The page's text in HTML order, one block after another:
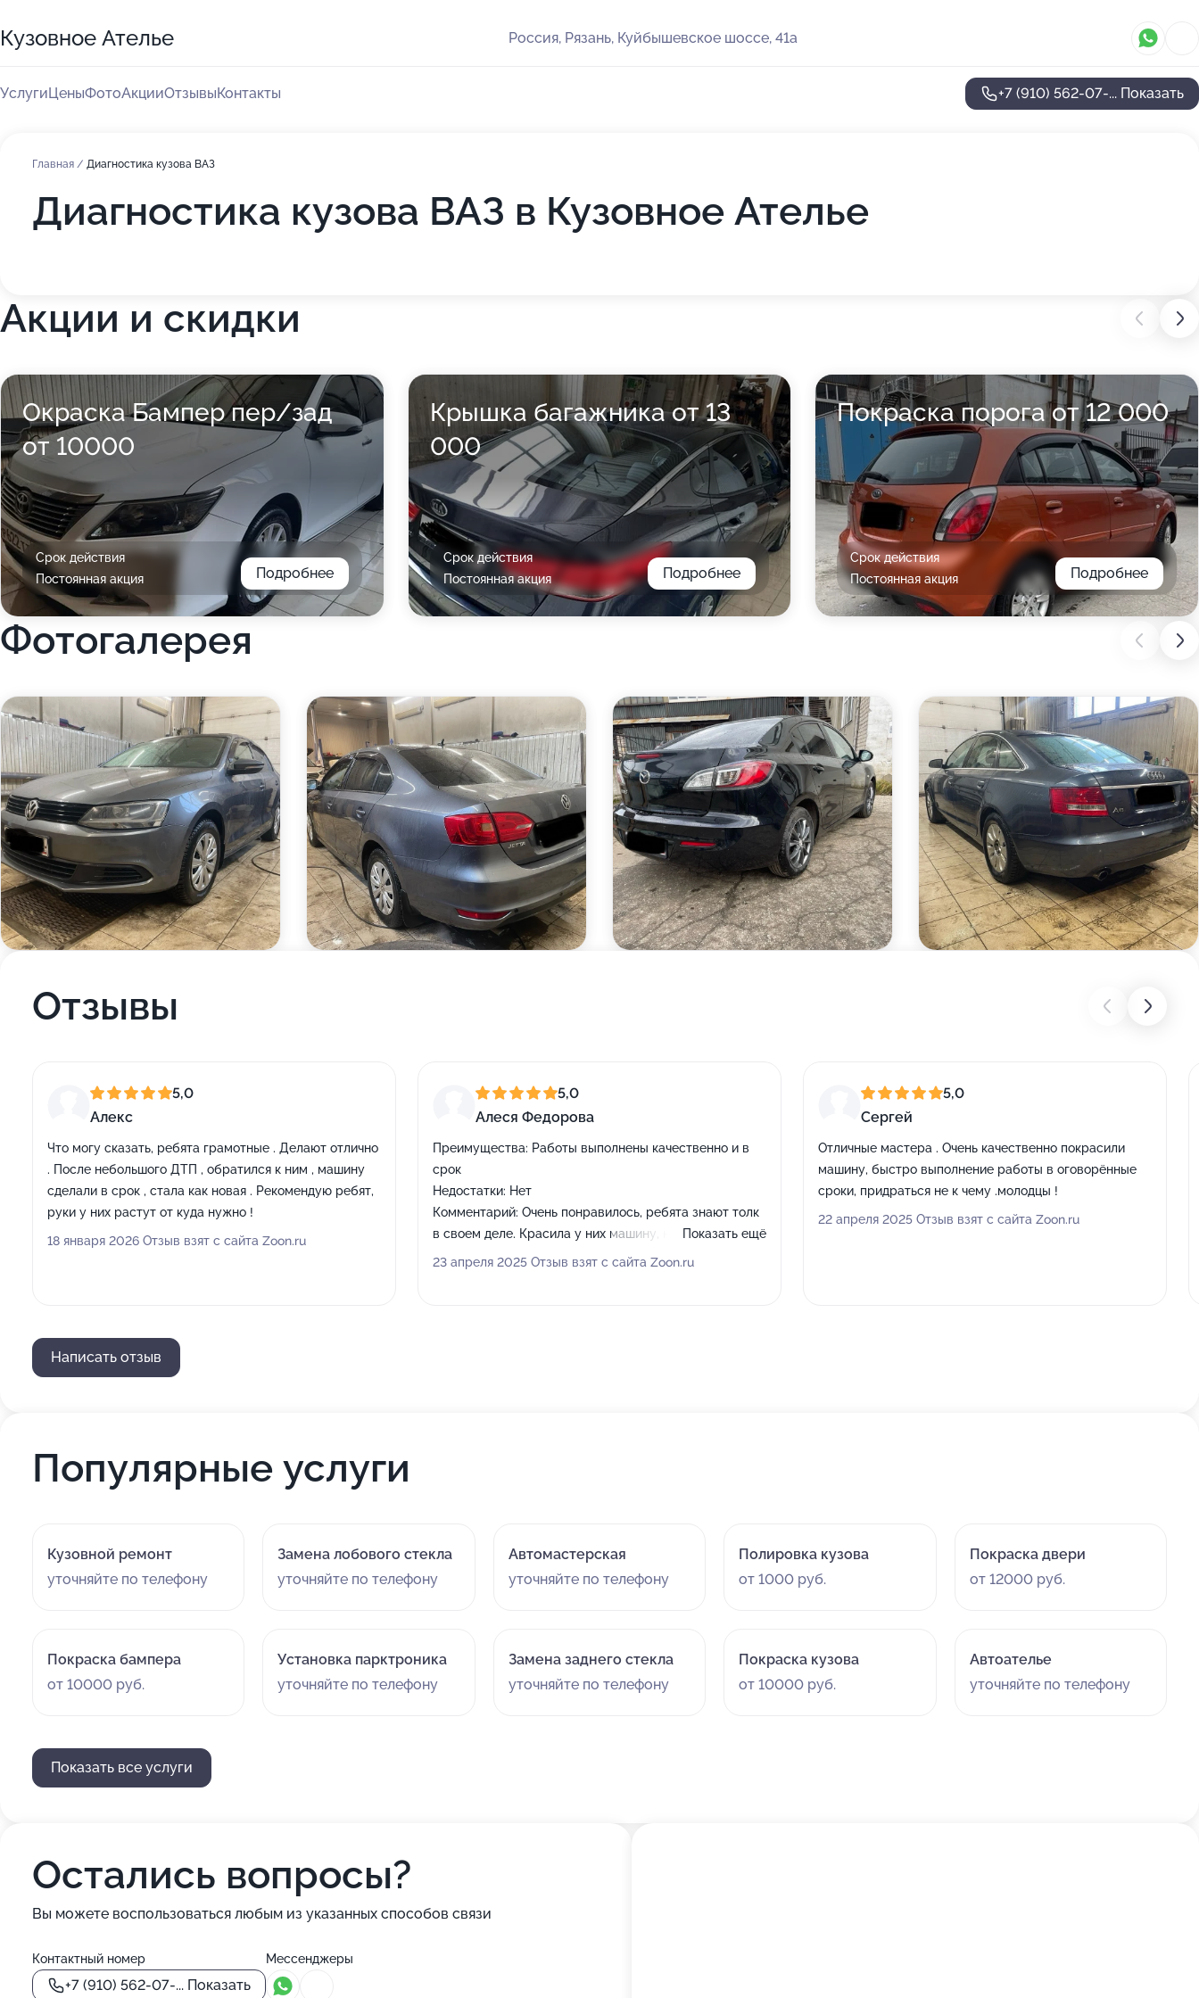
Кузовное Ателье Россия, Рязань, Куйбышевское шоссе, 41а
УслугиЦеныФотоАкцииОтзывыКонтакты +7 (910) 562-07-... Показать
Главная / Диагностика кузова ВАЗ
Диагностика кузова ВАЗ в Кузовное Ателье
Акции и скидки
Окраска Бампер пер/зад
от 10000
Срок действия
Постоянная акция
Подробнее
Крышка багажника от 13
000
Срок действия
Постоянная акция
Подробнее
Покраска порога от 12 000
Срок действия
Постоянная акция
Подробнее
Фотогалерея
Отзывы
5,0
Алекс
Что могу сказать, ребята грамотные . Делают отлично
. После небольшого ДТП , обратился к ним , машину
сделали в срок , стала как новая . Рекомендую ребят,
руки у них растут от куда нужно !
18 января 2026 Отзыв взят с сайта Zoon.ru
5,0
Алеся Федорова
Преимущества: Работы выполнены качественно и в
срок
Недостатки: Нет
Комментарий: Очень понравилось, ребята знают толк
в своем деле. Красила у них машину, нареканий нет
вообще! Всем советую, отличный сервис!
Показать ещё
23 апреля 2025 Отзыв взят с сайта Zoon.ru
5,0
Сергей
Отличные мастера . Очень качественно покрасили
машину, быстро выполнение работы в оговорённые
сроки, придраться не к чему .молодцы !
22 апреля 2025 Отзыв взят с сайта Zoon.ru
Написать отзыв
Популярные услуги
Кузовной ремонт
уточняйте по телефону
Замена лобового стекла
уточняйте по телефону
Автомастерская
уточняйте по телефону
Полировка кузова
от 1000 руб.
Покраска двери
от 12000 руб.
Покраска бампера
от 10000 руб.
Установка парктроника
уточняйте по телефону
Замена заднего стекла
уточняйте по телефону
Покраска кузова
от 10000 руб.
Автоателье
уточняйте по телефону
Показать все услуги
Остались вопросы?
Вы можете воспользоваться любым из указанных способов связи
Контактный номер
+7 (910) 562-07-... Показать
Мессенджеры